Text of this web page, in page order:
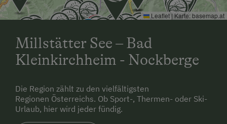
Skifahren
An der Skipiste
Sanfter Winter
Direkt an der Loipe
Schneeschuhwandern
Leaflet | Karte:basemap.at
Millstätter See – Bad
Kleinkirchheim - Nockberge
Die Region zählt zu den vielfältigsten
Regionen Österreichs. Ob Sport-, Thermen- oder Ski-
Urlaub, hier wird jeder fündig.